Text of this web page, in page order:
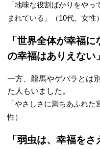
「地味な役割ばかりをや
まれている」（10代、女性）
「世界全体が幸福
の幸福はありえない
一方、龍馬やゲバラとは
た人もいました。
「やさしさに満ちあふれ
性）
「弱虫は、幸福を